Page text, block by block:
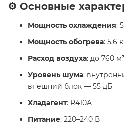
⚙️ Основные
Мощность охлаждения:
Мощность обогрева: 5,6
Расход воздуха: до 760
Уровень шума:
внешний блок — 55 дБ
Хладагент: R410A
Питание: 220–240 В